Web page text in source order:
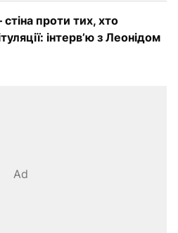
стіна проти тих, хто
інтерв’ю з Леонідом
Ad